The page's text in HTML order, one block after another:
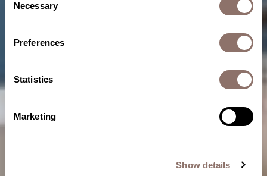
Selection
Necessary
Preferences
Statistics
Marketing
Show details